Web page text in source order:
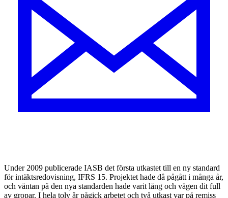
Under 2009 publicerade IASB det första utkastet till en ny standard
för intäktsredovisning, IFRS 15. Projektet hade då pågått i många år,
och väntan på den nya standarden hade varit lång och vägen dit full
av gropar. I hela tolv år pågick arbetet och två utkast var på remiss